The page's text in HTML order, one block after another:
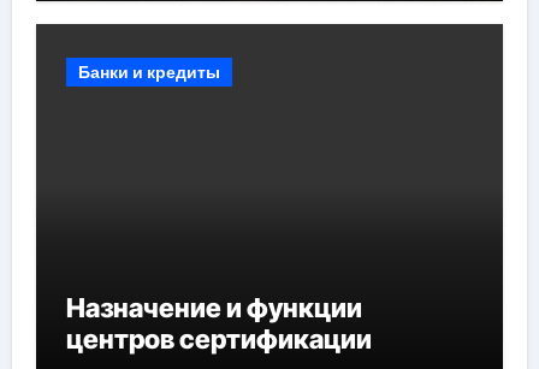
мероприятий и обустройства
Банки и кредиты
Назначение и функции
центров сертификации